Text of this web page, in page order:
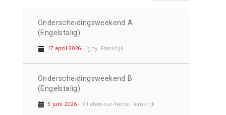
Onderscheidingsweekend A
(Engelstalig)
17 april 2026 - Igny, Frankrijk
Onderscheidingsweekend B
(Engelstalig)
5 juni 2026 - Villebon-sur-Yvette, Frankrijk